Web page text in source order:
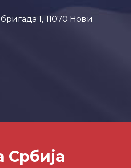
1, 11070 Нови
Србија